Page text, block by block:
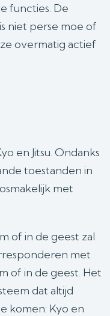
functies. De
niet perse moe of
overmatig actief
en Jitsu. Ondanks
toestanden in
met
of in de geest zal
met
of in de geest. Het
dat altijd
komen: Kyo en